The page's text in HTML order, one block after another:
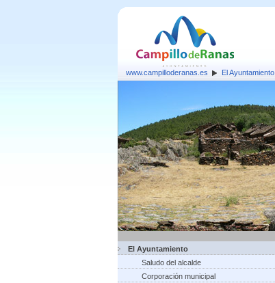
www.campilloderanas.es El Ayuntamiento
El Ayuntamiento
Saludo del alcalde
Corporación municipal